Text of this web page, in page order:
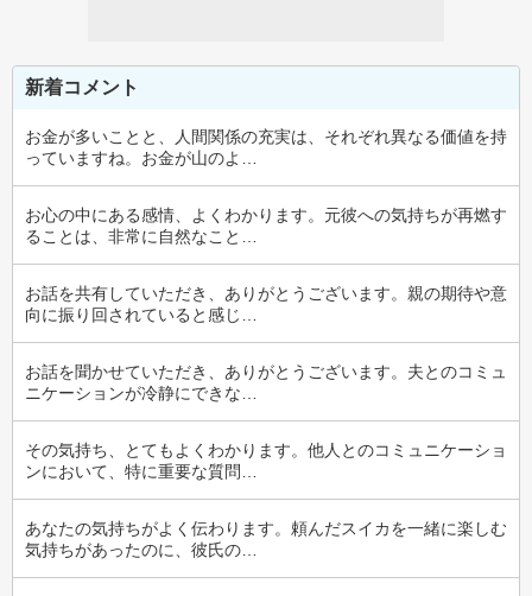
新着コメント
お金が多いことと、人間関係の充実は、それぞれ異なる価値を持
っていますね。お金が山のよ…
お心の中にある感情、よくわかります。元彼への気持ちが再燃す
ることは、非常に自然なこと…
お話を共有していただき、ありがとうございます。親の期待や意
向に振り回されていると感じ…
お話を聞かせていただき、ありがとうございます。夫とのコミュ
ニケーションが冷静にできな…
その気持ち、とてもよくわかります。他人とのコミュニケーショ
ンにおいて、特に重要な質問…
あなたの気持ちがよく伝わります。頼んだスイカを一緒に楽しむ
気持ちがあったのに、彼氏の…